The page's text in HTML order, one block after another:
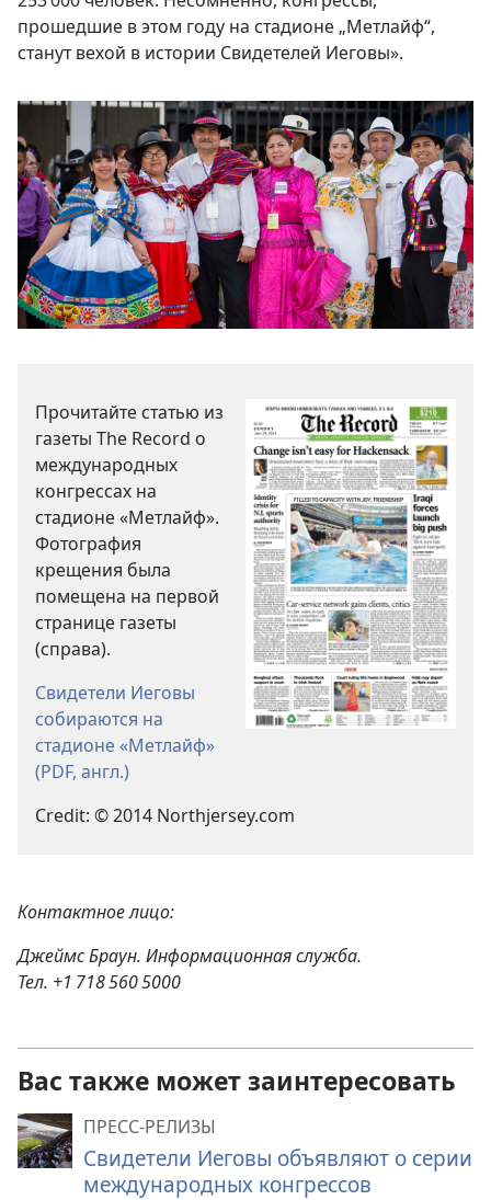
прошедшие в этом году на стадионе „Метлайф“,
станут вехой в истории Свидетелей Иеговы».
Прочитайте статью из
газеты The Record о
международных
конгрессах на
стадионе «Метлайф».
Фотография
крещения была
помещена на первой
странице газеты
(справа).
Свидетели Иеговы
собираются на
стадионе «Метлайф»
(PDF, англ.)
Credit: © 2014 Northjersey.com
Контактное лицо:
Джеймс Браун. Информационная служба.
Тел. +1 718 560 5000
Вас также может заинтересовать
ПРЕСС-РЕЛИЗЫ
Свидетели Иеговы объявляют о серии
международных конгрессов